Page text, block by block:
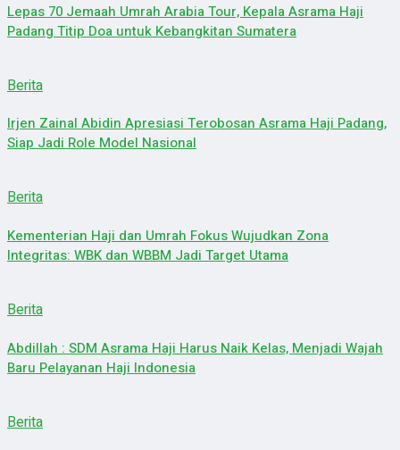
Lepas 70 Jemaah Umrah Arabia Tour, Kepala Asrama Haji
Padang Titip Doa untuk Kebangkitan Sumatera
Berita
Irjen Zainal Abidin Apresiasi Terobosan Asrama Haji Padang,
Siap Jadi Role Model Nasional
Berita
Kementerian Haji dan Umrah Fokus Wujudkan Zona
Integritas: WBK dan WBBM Jadi Target Utama
Berita
Abdillah : SDM Asrama Haji Harus Naik Kelas, Menjadi Wajah
Baru Pelayanan Haji Indonesia
Berita